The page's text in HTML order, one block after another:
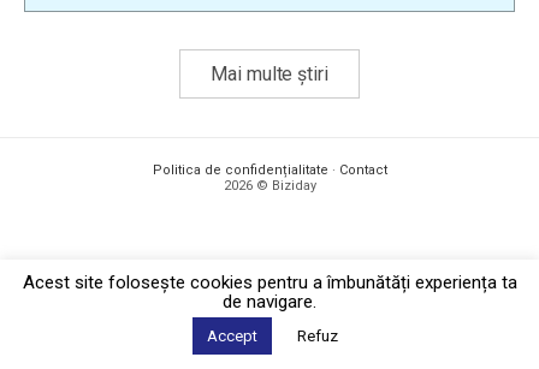
Mai multe știri
Politica de confidențialitate · Contact
2026 © Biziday
Acest site foloseşte cookies pentru a îmbunătăți experiența ta
de navigare.
Accept Refuz